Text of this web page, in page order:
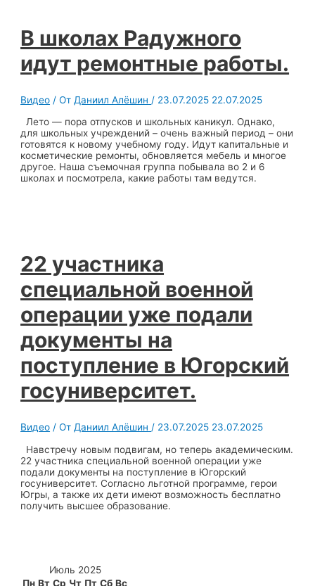
В школах Радужного
идут ремонтные работы.
Видео / От Даниил Алёшин / 23.07.2025 22.07.2025
Лето — пора отпусков и школьных каникул. Однако,
для школьных учреждений – очень важный период – они
готовятся к новому учебному году. Идут капитальные и
косметические ремонты, обновляется мебель и многое
другое. Наша съемочная группа побывала во 2 и 6
школах и посмотрела, какие работы там ведутся.
22 участника
специальной военной
операции уже подали
документы на
поступление в Югорский
госуниверситет.
Видео / От Даниил Алёшин / 23.07.2025 23.07.2025
Навстречу новым подвигам, но теперь академическим.
22 участника специальной военной операции уже
подали документы на поступление в Югорский
госуниверситет. Согласно льготной программе, герои
Югры, а также их дети имеют возможность бесплатно
получить высшее образование.
Июль 2025
Пн Вт Ср Чт Пт Сб Вс